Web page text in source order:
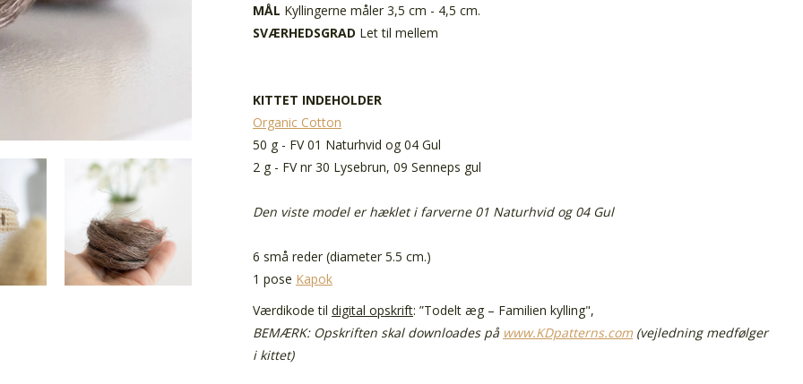
MÅL Kyllingerne måler 3,5 cm - 4,5 cm.
SVÆRHEDSGRAD Let til mellem
KITTET INDEHOLDER
Organic Cotton
50 g - FV 01 Naturhvid og 04 Gul
2 g - FV nr 30 Lysebrun, 09 Senneps gul
Den viste model er hæklet i farverne 01 Naturhvid og 04 Gul
6 små reder (diameter 5.5 cm.)
1 pose Kapok
Værdikode til digital opskrift: ”Todelt æg – Familien kylling",
BEMÆRK: Opskriften skal downloades på www.KDpatterns.com (vejledning medfølger
i kittet)